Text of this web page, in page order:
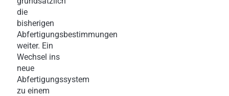
die
bisherigen
Abfertigungsbestimmungen
weiter. Ein
Wechsel ins
neue
Abfertigungssystem
zu einem